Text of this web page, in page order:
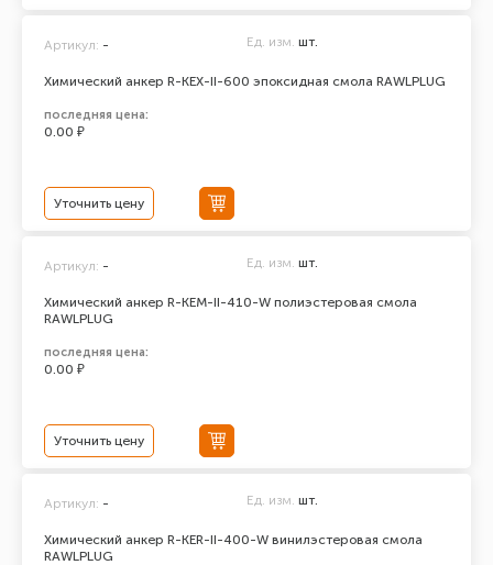
Химический анкер R-KEX-II-600 эпоксидная смола RAWLPLUG
Артикул: - Ед. изм. шт.
последняя цена:
0.00 ₽
Уточнить цену
Химический анкер R-KEM-II-410-W полиэстеровая смола
RAWLPLUG
Артикул: - Ед. изм. шт.
последняя цена:
0.00 ₽
Уточнить цену
Химический анкер R-KER-II-400-W винилэстеровая смола
RAWLPLUG
Артикул: - Ед. изм. шт.